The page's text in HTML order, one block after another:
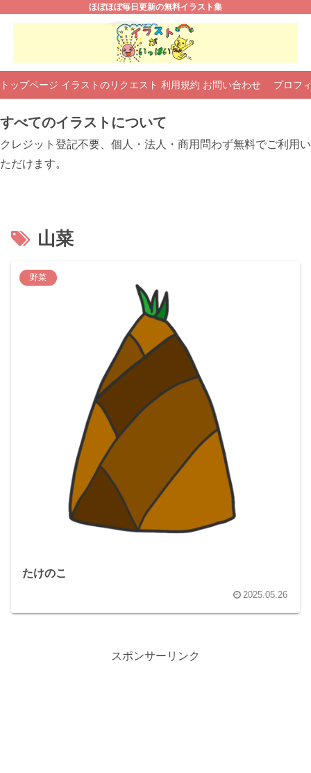
ほぼほぼ毎日更新の無料イラスト集
トップページ イラストのリクエスト 利用規約 お問い合わせ プロフ
すべてのイラストについて
クレジット登記不要、個人・法人・商用問わず無料でご利用い
ただけます。
山菜
野菜
たけのこ
2025.05.26
スポンサーリンク